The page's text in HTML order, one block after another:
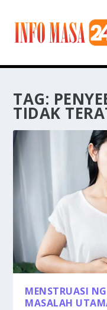
TAG:
TIDAK
MENSTRUASI
MASALAH